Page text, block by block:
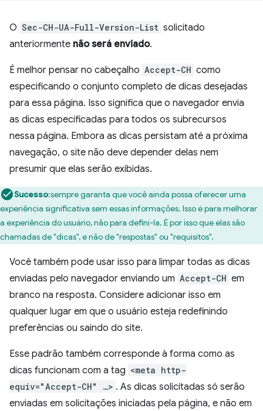
O Sec-CH-UA-Full-Version-List solicitado
anteriormente não será enviado.
É melhor pensar no cabeçalho Accept-CH como
especificando o conjunto completo de dicas desejadas
para essa página. Isso significa que o navegador envia
as dicas especificadas para todos os subrecursos
nessa página. Embora as dicas persistam até a próxima
navegação, o site não deve depender delas nem
presumir que elas serão exibidas.
Sucesso:sempre garanta que você ainda possa oferecer uma
experiência significativa sem essas informações. Isso é para melhorar
a experiência do usuário, não para defini-la. É por isso que elas são
chamadas de "dicas", e não de "respostas" ou "requisitos".
Você também pode usar isso para limpar todas as dicas
enviadas pelo navegador enviando um Accept-CH em
branco na resposta. Considere adicionar isso em
qualquer lugar em que o usuário esteja redefinindo
preferências ou saindo do site.
Esse padrão também corresponde à forma como as
dicas funcionam com a tag <meta http-
equiv="Accept-CH" …> . As dicas solicitadas só serão
enviadas em solicitações iniciadas pela página, e não em